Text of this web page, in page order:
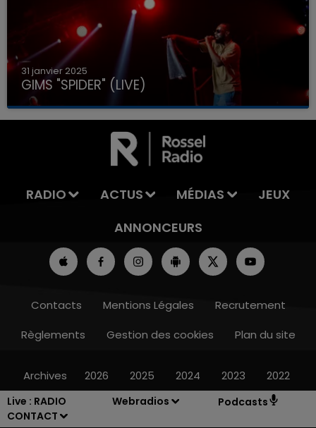
Live : RADIO
CONTACT
Webradios Podcasts
31 janvier 2025
GIMS "SPIDER" (LIVE)
RADIO ACTUS MÉDIAS
JEUX
ANNONCEURS
Contacts Mentions Légales
Recrutement
Règlements
Gestion des cookies Plan du site
Archives 2026 2025 2024 2023 2022